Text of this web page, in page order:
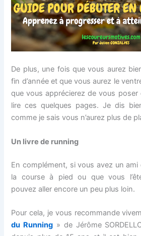
De plus, une fois que vous aurez
fin d’année et que vous aurez le
que vous apprécierez de vous
lire ces quelques pages. Je dis
comme je sais vous n’aurez plus de
Un livre de running
En complément, si vous avez un
la course à pied ou que vous
pouvez aller encore un peu plus loin.
Pour cela, je vous recommande
du Running » de Jérôme